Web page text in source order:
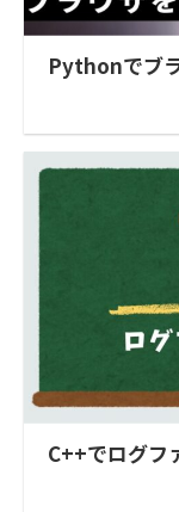
Pythonでブ
C++でログフ